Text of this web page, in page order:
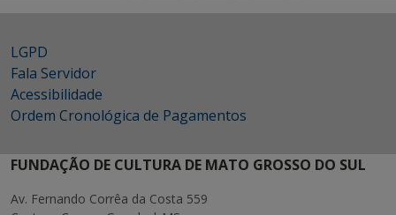
LGPD
Fala Servidor
Acessibilidade
Ordem Cronológica de Pagamentos
FUNDAÇÃO DE CULTURA DE MATO GROSSO DO SUL
Av. Fernando Corrêa da Costa 559